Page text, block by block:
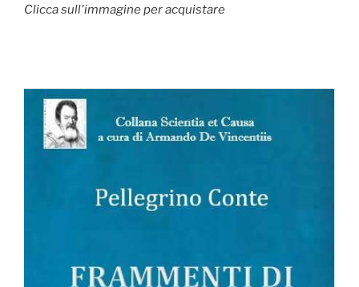
Clicca sull'immagine per acquistare